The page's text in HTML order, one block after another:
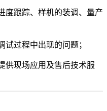
度跟踪、样机的装调、量产
试过程中出现的问题；
供现场应用及售后技术服